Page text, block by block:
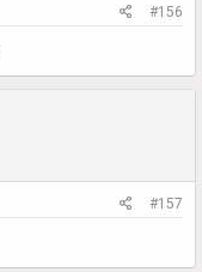
#156
#157